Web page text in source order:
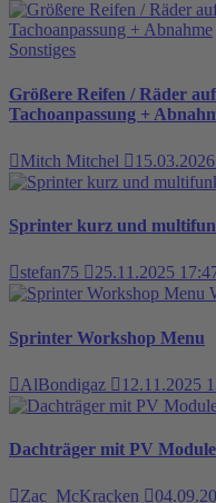
Sonstiges
Größere Reifen / Räder
Tachoanpassung +
Mitch Mitchel
Sprinter kurz und
stefan75
25.11.2025
Sprinter Workshop Menu
AlBondigaz
12.11.2025
Dachträger mit PV
Zac_McKracken